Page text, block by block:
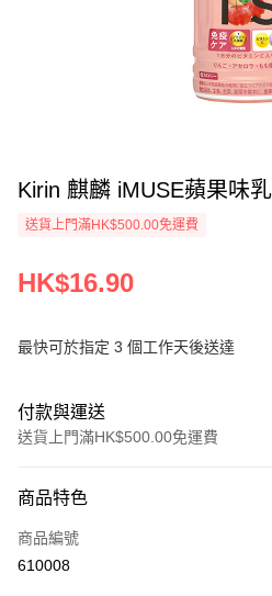
Kirin 麒麟 iMUSE蘋果味
送貨上門滿HK$500.00免運費
HK$16.90
最快可於指定 3 個工作天後送達
付款與運送
送貨上門滿HK$500.00免運費
信用卡
AlipayHK
商品特色
商品編號
610008